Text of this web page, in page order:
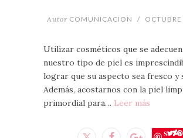
Autor COMUNICACION /
Utilizar cosméticos que se
nuestro tipo de piel es
lograr que su aspecto sea fresco y
Además, acostarnos con la piel
primordial para… Leer más
Save